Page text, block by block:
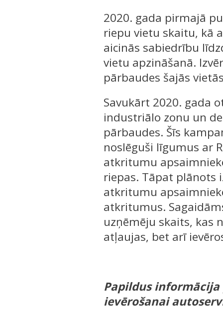
2020. gada pirmajā
riepu vietu skaitu, kā
aicinās sabiedrību
vietu apzināšanā.
pārbaudes šajās
Savukārt 2020. gada
industriālo zonu un
pārbaudes. Šīs
noslēguši līgumus ar
atkritumu
riepas. Tāpat plānots
atkritumu
atkritumus.
uzņēmēju skaits, kas
atļaujas, bet arī
Papildus informācija
ievērošanai